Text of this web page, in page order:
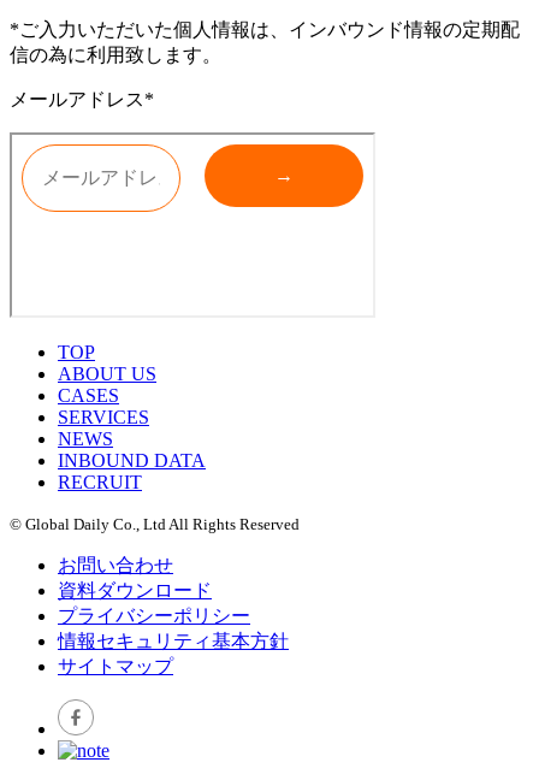
*ご入力いただいた個人情報は、インバウンド情報の定期配
信の為に利用致します。
メールアドレス*
TOP
ABOUT US
CASES
SERVICES
NEWS
INBOUND DATA
RECRUIT
© Global Daily Co., Ltd All Rights Reserved
お問い合わせ
資料ダウンロード
プライバシーポリシー
情報セキュリティ基本方針
サイトマップ